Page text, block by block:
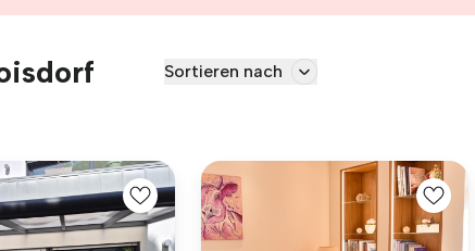
Sortieren nach